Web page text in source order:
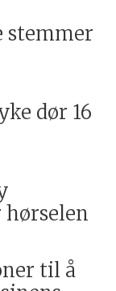
stemmer
dør 16
til å